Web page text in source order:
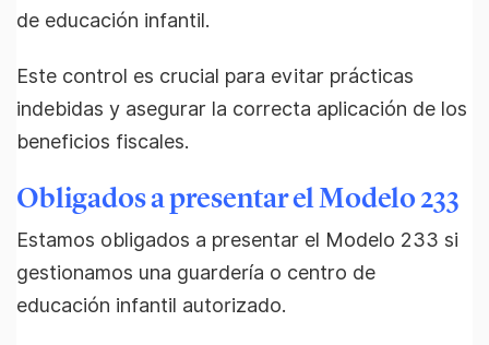
de educación infantil.
Este control es crucial para evitar prácticas
indebidas y asegurar la correcta aplicación de los
beneficios fiscales.
Obligados a presentar el Modelo 233
Estamos obligados a presentar el Modelo 233 si
gestionamos una guardería o centro de
educación infantil autorizado.